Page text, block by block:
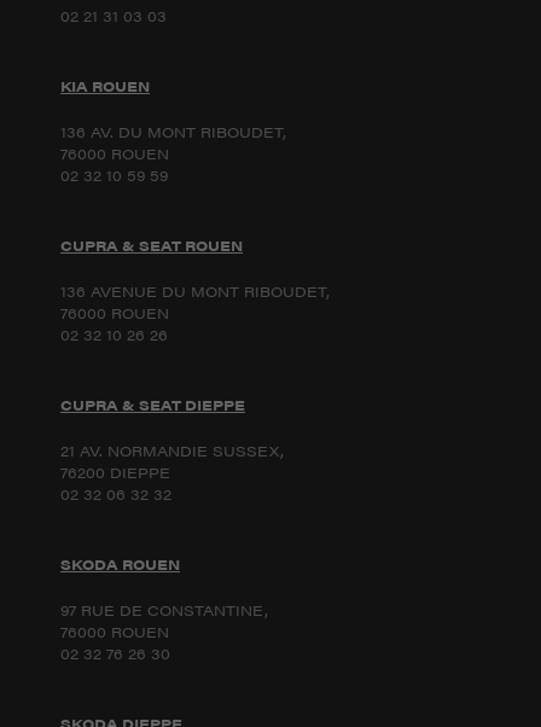
02 21 31 03 03
KIA ROUEN
136 AV. DU MONT RIBOUDET,
76000 ROUEN
02 32 10 59 59
CUPRA & SEAT ROUEN
136 AVENUE DU MONT RIBOUDET,
76000 ROUEN
02 32 10 26 26
CUPRA & SEAT DIEPPE
21 AV. NORMANDIE SUSSEX,
76200 DIEPPE
02 32 06 32 32
SKODA ROUEN
97 RUE DE CONSTANTINE,
76000 ROUEN
02 32 76 26 30